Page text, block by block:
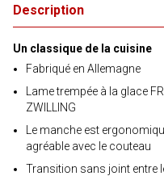
Description
Un classique de la cuisine
Fabriqué en Allemagne
Lame trempée à la glace
ZWILLING
Le manche est
agréable avec le couteau
Transition sans joint entre